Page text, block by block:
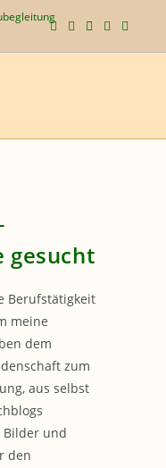
WEBSITE-
gesucht
Berufstätigkeit
meine
dem
zum
aus selbst
Bilder und
den